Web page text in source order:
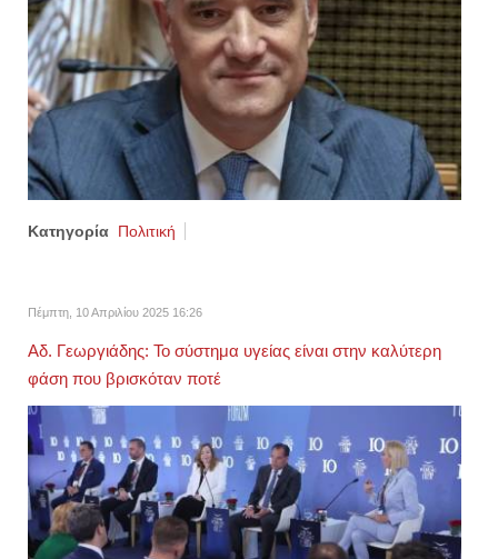
Κατηγορία Πολιτική
Πέμπτη, 10 Απριλίου 2025 16:26
Αδ. Γεωργιάδης: Το σύστημα υγείας είναι στην καλύτερη
φάση που βρισκόταν ποτέ